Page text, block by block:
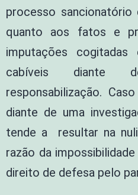
processo
quanto aos fatos e
imputações
cabíveis diante
responsabilização.
diante de uma
tende a resultar na
razão da
direito de defesa pelo